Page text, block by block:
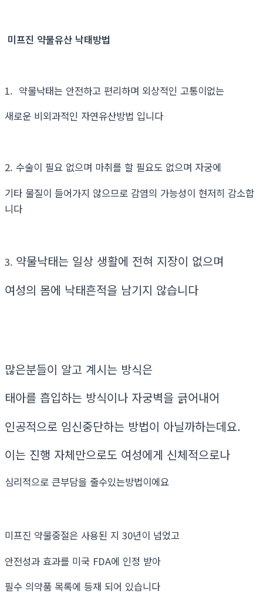
미프진 약물유산 낙태방법
1. 약물낙태는 안전하고 편리하며 외상적인 고통이없는
새로운 비외과적인 자연유산방법 입니다
2. 수술이 필요 없으며 마취를 할 필요도 없으며 자궁에
기타 물질이 들어가지 않으므로 감염의 가능성이 현저히 감소합
니다
3. 약물낙태는 일상 생활에 전혀 지장이 없으며
여성의 몸에 낙태흔적을 남기지 않습니다
많은분들이 알고 계시는 방식은
태아를 흡입하는 방식이나 자궁벽을 긁어내어
인공적으로 임신중단하는 방법이 아닐까하는데요.
이는 진행 자체만으로도 여성에게 신체적으로나
심리적으로 큰부담을 줄수있는방법이에요
미프진 약물중절은 사용된 지 30년이 넘었고
안전성과 효과를 미국 FDA에 인정 받아
필수 의약품 목록에 등재 되어 있습니다